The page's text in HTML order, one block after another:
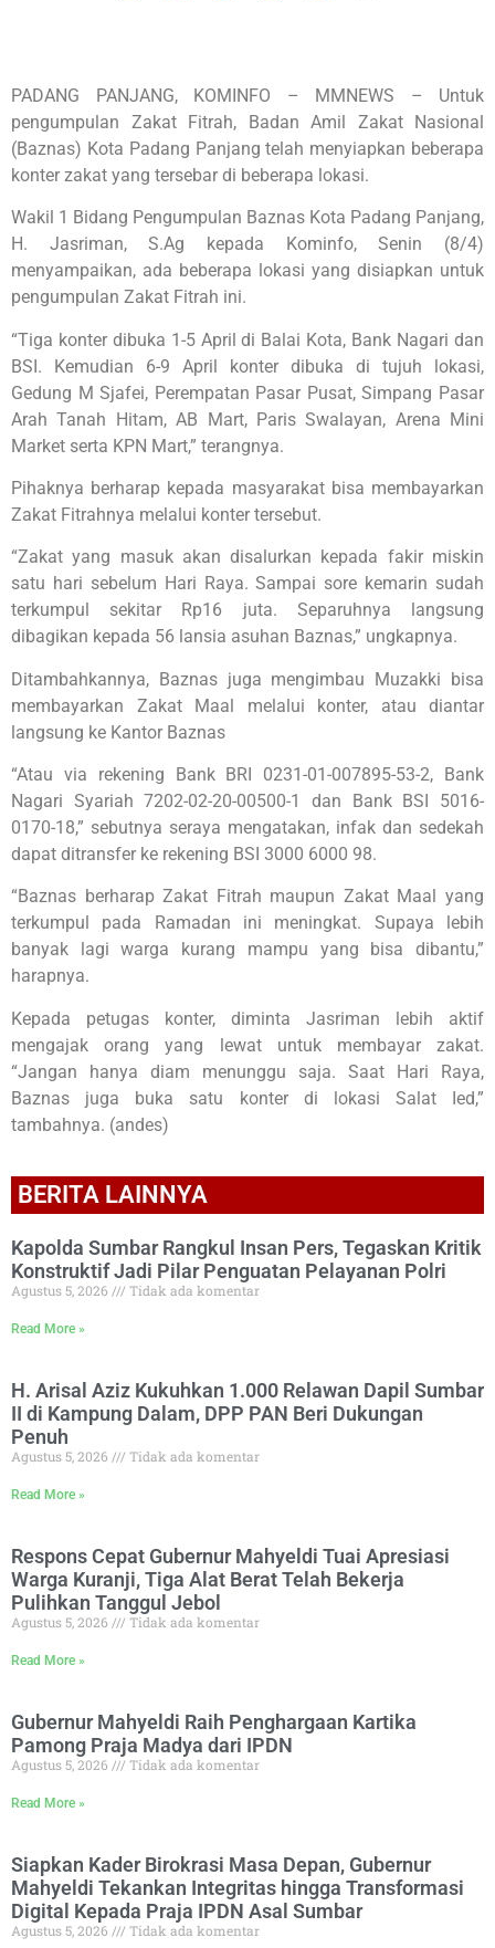
PADANG PANJANG, KOMINFO – MMNEWS – Untuk
pengumpulan Zakat Fitrah, Badan Amil Zakat Nasional
(Baznas) Kota Padang Panjang telah menyiapkan beberapa
konter zakat yang tersebar di beberapa lokasi.
Wakil 1 Bidang Pengumpulan Baznas Kota Padang Panjang,
H. Jasriman, S.Ag kepada Kominfo, Senin (8/4)
menyampaikan, ada beberapa lokasi yang disiapkan untuk
pengumpulan Zakat Fitrah ini.
“Tiga konter dibuka 1-5 April di Balai Kota, Bank Nagari dan
BSI. Kemudian 6-9 April konter dibuka di tujuh lokasi,
Gedung M Sjafei, Perempatan Pasar Pusat, Simpang Pasar
Arah Tanah Hitam, AB Mart, Paris Swalayan, Arena Mini
Market serta KPN Mart,” terangnya.
Pihaknya berharap kepada masyarakat bisa membayarkan
Zakat Fitrahnya melalui konter tersebut.
“Zakat yang masuk akan disalurkan kepada fakir miskin
satu hari sebelum Hari Raya. Sampai sore kemarin sudah
terkumpul sekitar Rp16 juta. Separuhnya langsung
dibagikan kepada 56 lansia asuhan Baznas,” ungkapnya.
Ditambahkannya, Baznas juga mengimbau Muzakki bisa
membayarkan Zakat Maal melalui konter, atau diantar
langsung ke Kantor Baznas
“Atau via rekening Bank BRI 0231-01-007895-53-2, Bank
Nagari Syariah 7202-02-20-00500-1 dan Bank BSI 5016-
0170-18,” sebutnya seraya mengatakan, infak dan sedekah
dapat ditransfer ke rekening BSI 3000 6000 98.
“Baznas berharap Zakat Fitrah maupun Zakat Maal yang
terkumpul pada Ramadan ini meningkat. Supaya lebih
banyak lagi warga kurang mampu yang bisa dibantu,”
harapnya.
Kepada petugas konter, diminta Jasriman lebih aktif
mengajak orang yang lewat untuk membayar zakat.
“Jangan hanya diam menunggu saja. Saat Hari Raya,
Baznas juga buka satu konter di lokasi Salat Ied,”
tambahnya. (andes)
BERITA LAINNYA
Kapolda Sumbar Rangkul Insan Pers, Tegaskan Kritik
Konstruktif Jadi Pilar Penguatan Pelayanan Polri
Agustus 5, 2026 Tidak ada komentar
Read More »
H. Arisal Aziz Kukuhkan 1.000 Relawan Dapil Sumbar
II di Kampung Dalam, DPP PAN Beri Dukungan
Penuh
Agustus 5, 2026 Tidak ada komentar
Read More »
Respons Cepat Gubernur Mahyeldi Tuai Apresiasi
Warga Kuranji, Tiga Alat Berat Telah Bekerja
Pulihkan Tanggul Jebol
Agustus 5, 2026 Tidak ada komentar
Read More »
Gubernur Mahyeldi Raih Penghargaan Kartika
Pamong Praja Madya dari IPDN
Agustus 5, 2026 Tidak ada komentar
Read More »
Siapkan Kader Birokrasi Masa Depan, Gubernur
Mahyeldi Tekankan Integritas hingga Transformasi
Digital Kepada Praja IPDN Asal Sumbar
Agustus 5, 2026 Tidak ada komentar